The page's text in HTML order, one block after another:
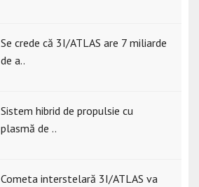
Se crede că 3I/ATLAS are 7 miliarde
de a..
Sistem hibrid de propulsie cu
plasmă de ..
Cometa interstelară 3I/ATLAS va